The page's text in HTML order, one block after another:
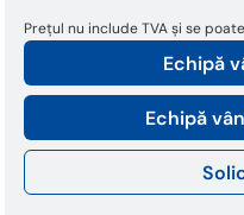
Echipă
Echipă
Prețul nu include TVA și se